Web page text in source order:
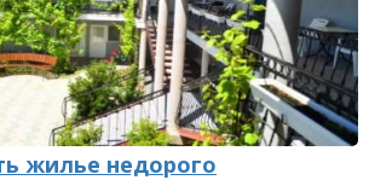
жилье недорого